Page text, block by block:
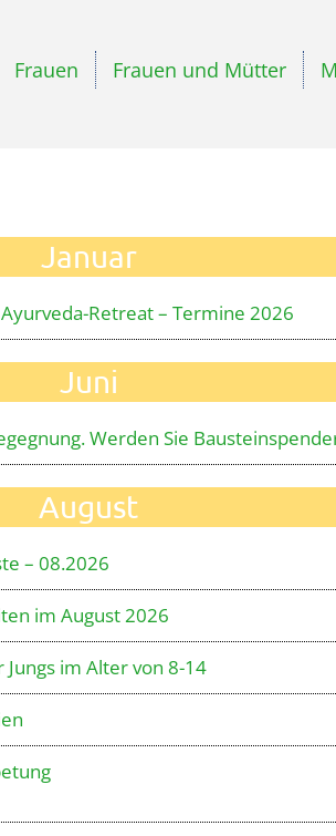
Frauen Frauen und Mütter
Januar
Retreat – Termine 2026
Juni
Werden Sie
August
– 08.2026
im August 2026
im Alter von 8-14